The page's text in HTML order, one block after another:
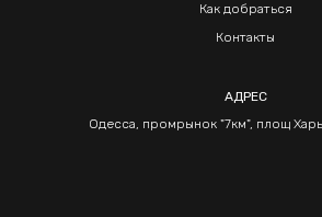
Как добраться
Контакты
АДРЕС
Одесса, промрынок "7км", площ